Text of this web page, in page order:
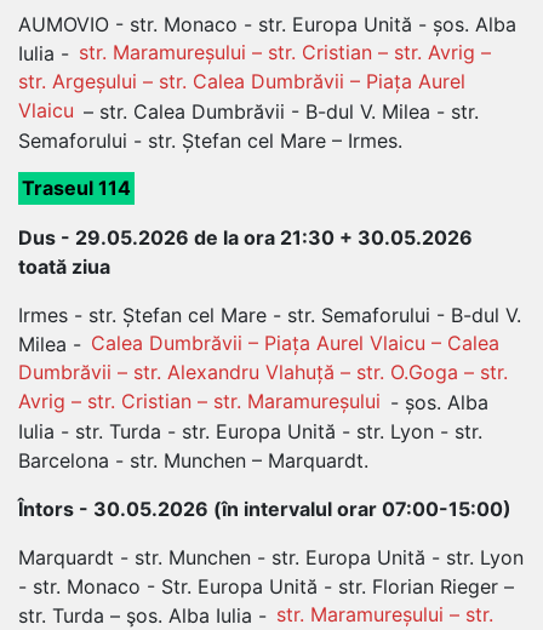
AUMOVIO - str. Monaco - str. Europa Unită - șos. Alba
Iulia - str. Maramureșului – str. Cristian – str. Avrig –
str. Argeșului – str. Calea Dumbrăvii – Piața Aurel
Vlaicu – str. Calea Dumbrăvii - B-dul V. Milea - str.
Semaforului - str. Ștefan cel Mare – Irmes.
Traseul 114
Dus - 29.05.2026 de la ora 21:30 + 30.05.2026
toată ziua
Irmes - str. Ștefan cel Mare - str. Semaforului - B-dul V.
Milea - Calea Dumbrăvii – Piața Aurel Vlaicu – Calea
Dumbrăvii – str. Alexandru Vlahuță – str. O.Goga – str.
Avrig – str. Cristian – str. Maramureșului - șos. Alba
Iulia - str. Turda - str. Europa Unită - str. Lyon - str.
Barcelona - str. Munchen – Marquardt.
Întors - 30.05.2026 (în intervalul orar 07:00-15:00)
Marquardt - str. Munchen - str. Europa Unită - str. Lyon
- str. Monaco - Str. Europa Unită - str. Florian Rieger –
str. Turda – şos. Alba Iulia - str. Maramureșului – str.